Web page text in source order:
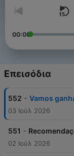
00:00
Επεισόδια
552 - Vamos
03 Ιούλ 2026
551 -
02 Ιούλ 2026